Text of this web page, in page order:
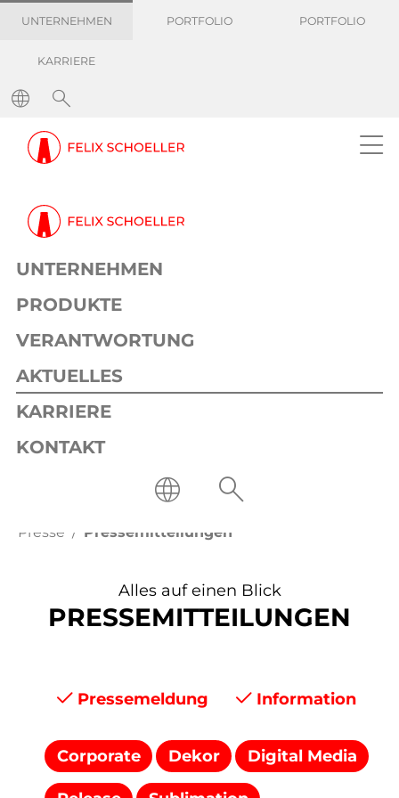
UNTERNEHMEN PORTFOLIO PORTFOLIO
KARRIERE
UNTERNEHMEN
PRODUKTE
VERANTWORTUNG
AKTUELLES
KARRIERE
KONTAKT
Presse Pressemitteilungen
Alles auf einen Blick
PRESSEMITTEILUNGEN
Pressemeldung Information
Corporate Dekor Digital Media